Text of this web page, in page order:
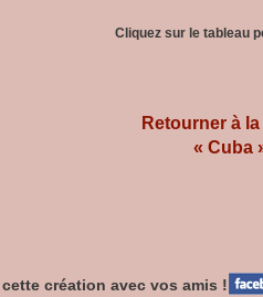
Cliquez sur le tableau
Retourner à
« Cuba
cette création avec vos amis !